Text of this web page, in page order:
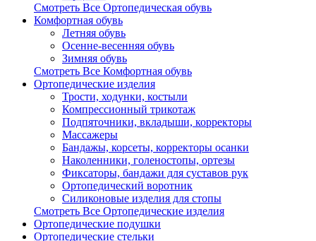
Смотреть Все Ортопедическая обувь
Комфортная обувь
Летняя обувь
Осенне-весенняя обувь
Зимняя обувь
Смотреть Все Комфортная обувь
Ортопедические изделия
Трости, ходунки, костыли
Компрессионный трикотаж
Подпяточники, вкладыши, корректоры
Массажеры
Бандажы, корсеты, корректоры осанки
Наколенники, голеностопы, ортезы
Фиксаторы, бандажи для суставов рук
Ортопедический воротник
Силиконовые изделия для стопы
Смотреть Все Ортопедические изделия
Ортопедические подушки
Ортопедические стельки